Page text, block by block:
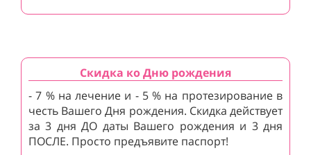
Скидка ко Дню рождения
- 7 % на лечение и - 5 % на протезирование в
честь Вашего Дня рождения. Скидка действует
за 3 дня ДО даты Вашего рождения и 3 дня
ПОСЛЕ. Просто предъявите паспорт!